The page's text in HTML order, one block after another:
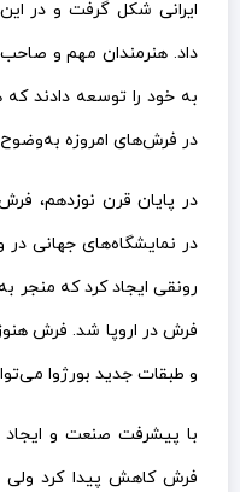
ایرانی شکل گرفت و در
داد. هنرمندان مهم و
به خود را توسعه دادند
در فرش‌های امروزه
در پایان قرن نوزدهم،
رونقی ایجاد کرد که منجر
فرش در اروپا شد. فرش
و طبقات جدید بورژوا
با پیشرفت صنعت و
فرش کاهش پیدا کرد ولی